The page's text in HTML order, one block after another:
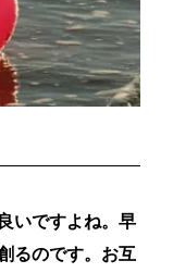
いですよね。早
るのです。お互